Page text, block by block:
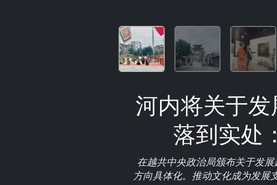
河内将关于
落到实处
在越共中央政治局颁布关于发
方向具体化。推动文化成为发展